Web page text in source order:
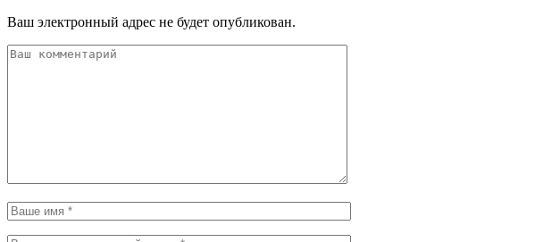
Ваш электронный адрес не будет опубликован.